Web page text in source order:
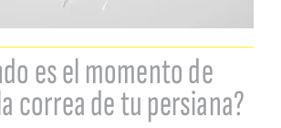
es el momento de
correa de tu persiana?